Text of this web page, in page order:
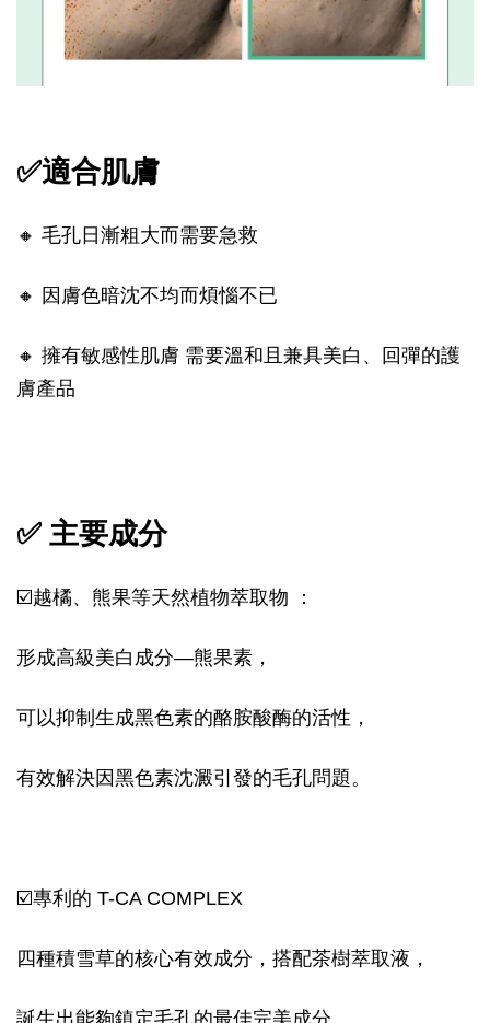
✅適合肌膚
🔸 毛孔日漸粗大而需要急救
🔸 因膚色暗沈不均而煩惱不已
🔸 擁有敏感性肌膚 需要溫和且兼具美白、回彈的護
膚產品
✅ 主要成分
☑️越橘、熊果等天然植物萃取物 ：
形成高級美白成分—熊果素，
可以抑制生成黑色素的酪胺酸酶的活性，
有效解決因黑色素沈澱引發的毛孔問題。
☑️專利的 T-CA COMPLEX
四種積雪草的核心有效成分，搭配茶樹萃取液，
誕生出能夠鎮定毛孔的最佳完美成分。